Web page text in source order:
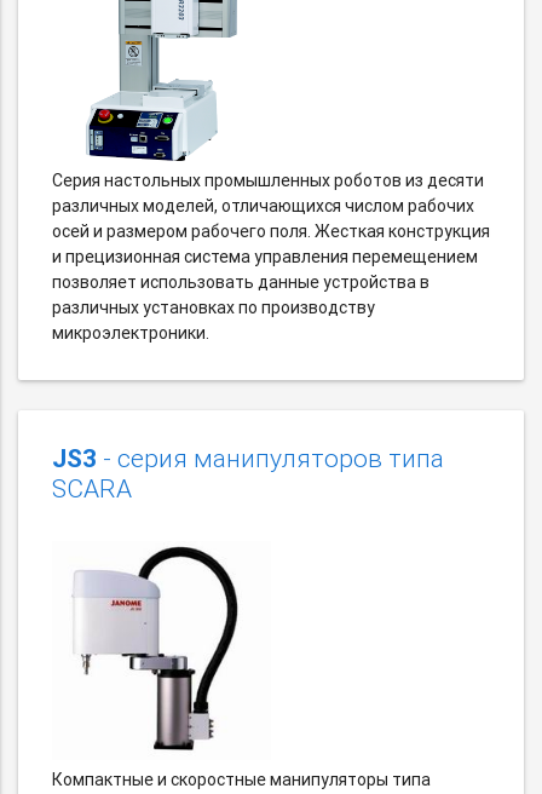
Серия настольных промышленных роботов из десяти
различных моделей, отличающихся числом рабочих
осей и размером рабочего поля. Жесткая конструкция
и прецизионная система управления перемещением
позволяет использовать данные устройства в
различных установках по производству
микроэлектроники.
JS3 - серия манипуляторов типа
SCARA
Компактные и скоростные манипуляторы типа